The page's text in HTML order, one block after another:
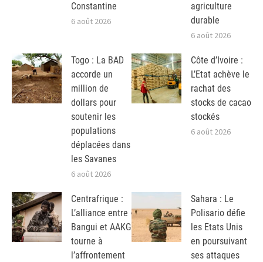
Constantine
6 août 2026
agriculture
durable
6 août 2026
Togo : La BAD
accorde un
million de
dollars pour
soutenir les
populations
déplacées dans
les Savanes
6 août 2026
Côte d’Ivoire :
L’Etat achève le
rachat des
stocks de cacao
stockés
6 août 2026
Centrafrique :
L’alliance entre
Bangui et AAKG
tourne à
l’affrontement
Sahara : Le
Polisario défie
les Etats Unis
en poursuivant
ses attaques